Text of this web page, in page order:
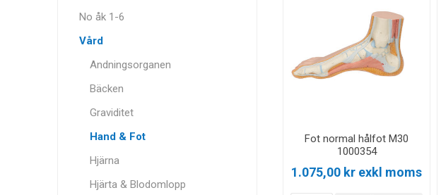
Fot normal hålfot M30
1000354
1.075,00 kr exkl moms
No åk 1-6
Vård
Andningsorganen
Bäcken
Graviditet
Hand & Fot
Hjärna
Hjärta & Blodomlopp